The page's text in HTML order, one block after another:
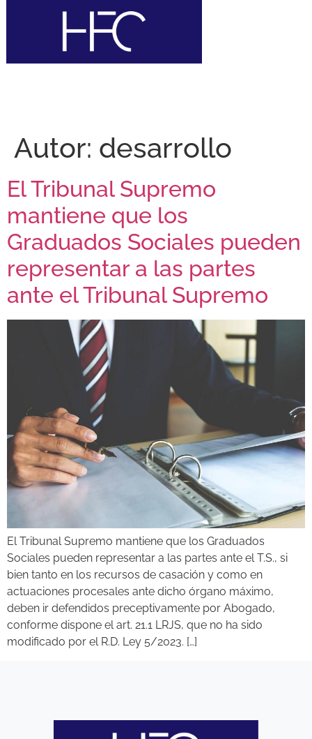
Autor: desarrollo
El Tribunal Supremo
mantiene que los
Graduados Sociales pueden
representar a las partes
ante el Tribunal Supremo
El Tribunal Supremo mantiene que los Graduados
Sociales pueden representar a las partes ante el T.S., si
bien tanto en los recursos de casación y como en
actuaciones procesales ante dicho órgano máximo,
deben ir defendidos preceptivamente por Abogado,
conforme dispone el art. 21.1 LRJS, que no ha sido
modificado por el R.D. Ley 5/2023. […]